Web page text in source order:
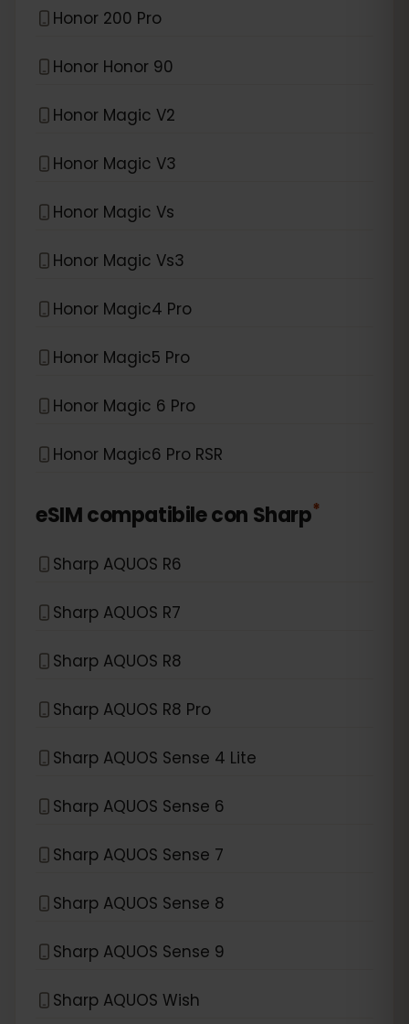
Honor 200 Pro
Honor Honor 90
Honor Magic V2
Honor Magic V3
Honor Magic Vs
Honor Magic Vs3
Honor Magic4 Pro
Honor Magic5 Pro
Honor Magic 6 Pro
Honor Magic6 Pro RSR
eSIM compatibile con Sharp*
Sharp AQUOS R6
Sharp AQUOS R7
Sharp AQUOS R8
Sharp AQUOS R8 Pro
Sharp AQUOS Sense 4 Lite
Sharp AQUOS Sense 6
Sharp AQUOS Sense 7
Sharp AQUOS Sense 8
Sharp AQUOS Sense 9
Sharp AQUOS Wish